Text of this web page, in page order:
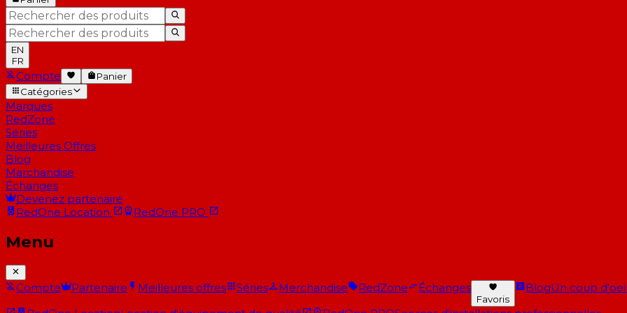
EN
FR
Compte
Panier
Catégories
Marques
RedZone
Séries
Meilleures Offres
Blog
Marchandise
Échanges
Devenez partenaire
RedOne Location RedOne PRO
Menu
Compte Partenaire Meilleures offres Séries Merchandise RedZone Échanges
Favoris
BlogUn coup